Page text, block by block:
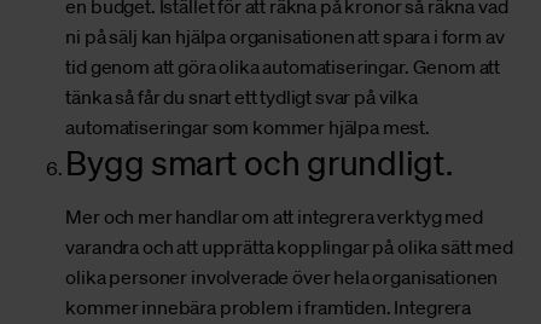
en budget. Istället för att räkna på kronor så räkna vad
ni på sälj kan hjälpa organisationen att spara i form av
tid genom att göra olika automatiseringar. Genom att
tänka så får du snart ett tydligt svar på vilka
automatiseringar som kommer hjälpa mest.
Bygg smart och grundligt.
Mer och mer handlar om att integrera verktyg med
varandra och att upprätta kopplingar på olika sätt med
olika personer involverade över hela organisationen
kommer innebära problem i framtiden. Integrera